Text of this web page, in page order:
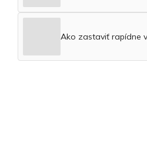
Ako zastaviť rapídne